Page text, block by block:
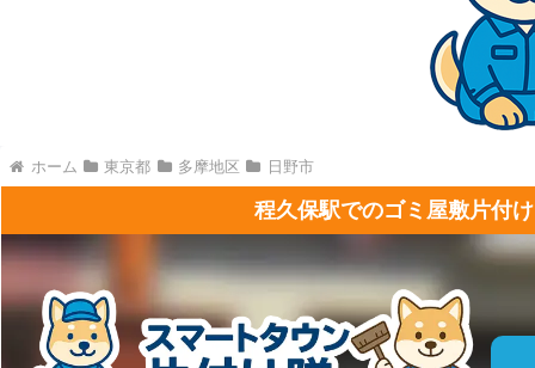
ホーム 東京都 多摩地区 日野市
程久保駅でのゴミ屋敷片付